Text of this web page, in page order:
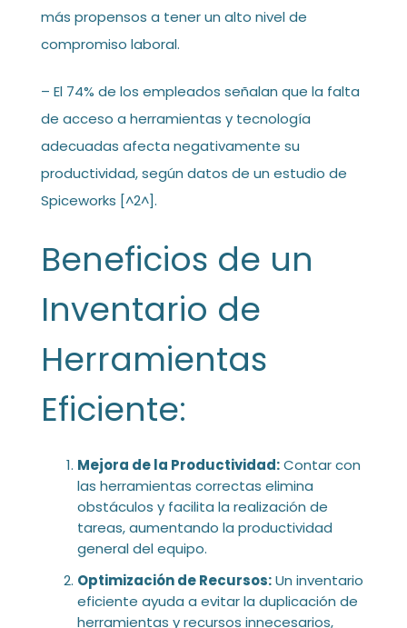
más propensos a tener un alto nivel de
compromiso laboral.
– El 74% de los empleados señalan que la falta
de acceso a herramientas y tecnología
adecuadas afecta negativamente su
productividad, según datos de un estudio de
Spiceworks [^2^].
Beneficios de un
Inventario de
Herramientas
Eficiente:
Mejora de la Productividad:Contar con
las herramientas correctas elimina
obstáculos y facilita la realización de
tareas, aumentando la productividad
general del equipo.
Optimización de Recursos:Un inventario
eficiente ayuda a evitar la duplicación de
herramientas y recursos innecesarios,